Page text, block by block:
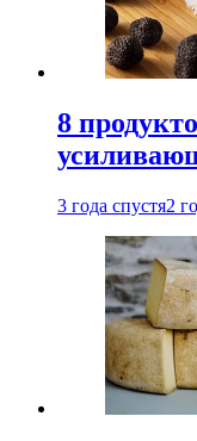
8
3 года спустя2